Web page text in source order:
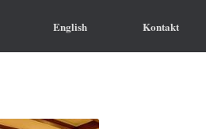
English Kontakt